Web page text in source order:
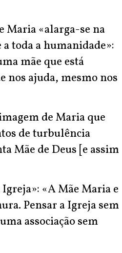
Maria «alarga-se na
toda a humanidade»:
mãe que está
nos ajuda, mesmo nos
de Maria que
de turbulência
Mãe de Deus [e assim
«A Mãe Maria e
Pensar a Igreja sem
associação sem